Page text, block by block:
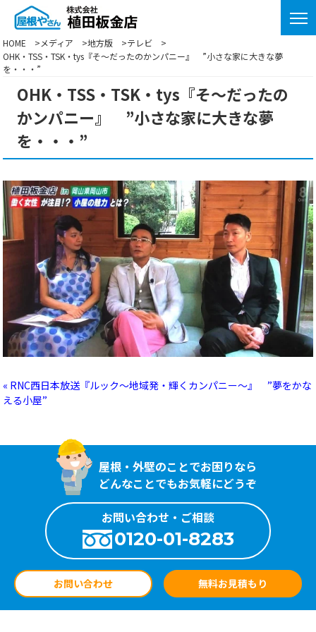
HOME メディア 地方版
テレビ
OHK・TSS・TSK・tys『そ～だったのかンパニー』 ”小さな家に大きな夢
を・・・”
OHK・TSS・TSK・tys『そ～だったの
かンパニー』 ”小さな家に大きな夢
を・・・”
« RNC西日本放送『ルック～地域発・輝くカンパニー～』 ”夢をかな
える小屋”
屋根・外壁のことでお困りなら
どんなことでもお気軽にどうぞ
お問い合わせ・ご相談
0120-01-8283
お問い合わせ 無料お見積もり